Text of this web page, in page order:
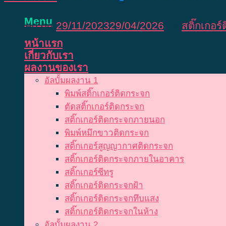
Menu
หน้าแรก
เกี่ยวกับเรา
ผลงานของเรา
อัลบั้มผลงาน 1
พิมพ์สติ๊กเกอร์ติดกระจก
ตัดสติ๊กเกอร์ติดกระจก
สติ๊กเกอร์ติดกระจกภายนอก
พิมพ์หมึกขาวติดกระจก
สติ๊กเกอร์สูญญากาศติดกระจก
สติ๊กเกอร์ติดกระจกภายในอาคาร
สติ๊กเกอร์ซีทรู
สติ๊กเกอร์ติดกระจกฝ้า
สติ๊กเกอร์ติดกระจกทึบแสง
สติ๊กเกอร์ติดกระจกในห้าง
Posted on 29/11/202329/04/2026 สติ๊กเกอ